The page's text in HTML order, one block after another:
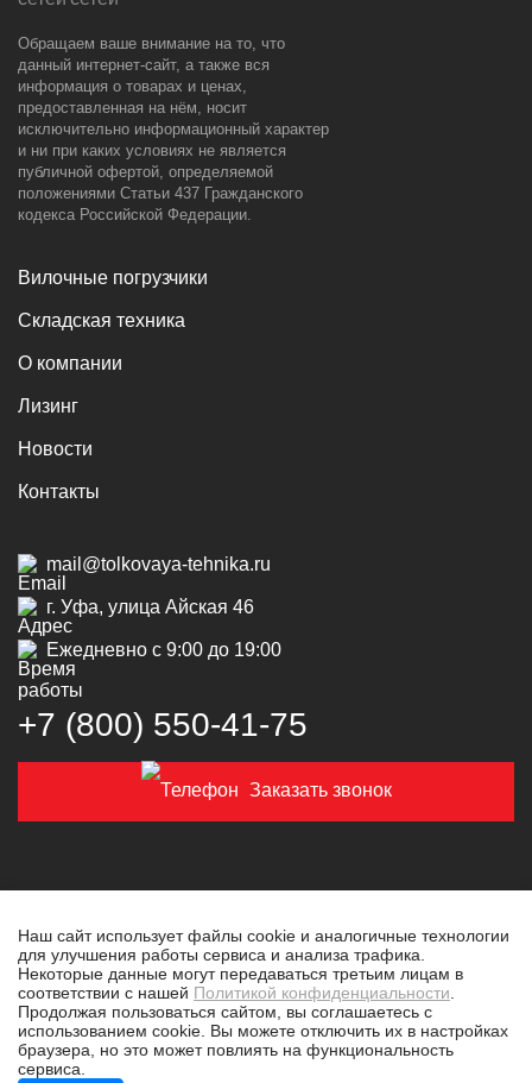
Обращаем ваше внимание на то, что
данный интернет-сайт, а также вся
информация о товарах и ценах,
предоставленная на нём, носит
исключительно информационный характер
и ни при каких условиях не является
публичной офертой, определяемой
положениями Статьи 437 Гражданского
кодекса Российской Федерации.
Вилочные погрузчики
Складская техника
О компании
Лизинг
Новости
Контакты
mail@tolkovaya-tehnika.ru
г. Уфа, улица Айская 46
Ежедневно с 9:00 до 19:00
+7 (800) 550‑41‑75
Заказать звонок
© 2019-2026 Толковая техника
Политика конфиденциальности
Разработано в tim-marketing.ru
Наш сайт использует файлы cookie и аналогичные технологии
для улучшения работы сервиса и анализа трафика.
Некоторые данные могут передаваться третьим лицам в
соответствии с нашей Политикой конфиденциальности
Продолжая пользоваться сайтом, вы соглашаетесь с
использованием cookie. Вы можете отключить их в настройках
браузера, но это может повлиять на функциональность
сервиса.